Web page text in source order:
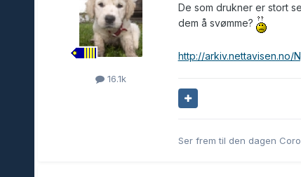
16.1k
De som drukner er stort
dem å svømme?
http://arkiv.nettavisen.no/
Ser frem til den dagen